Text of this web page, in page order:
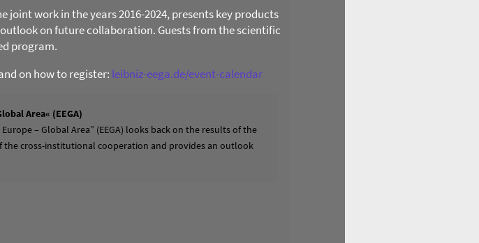
joint work in the years 2016-2024, presents key products
on future collaboration. Guests from the scientific
program.
on how to register: leibniz-eega.de/event-calendar
Area« (EEGA)
– Global Area” (EEGA) looks back on the results of the
the cross-institutional cooperation and provides an outlook